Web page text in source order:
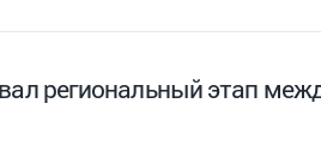
региональный этап